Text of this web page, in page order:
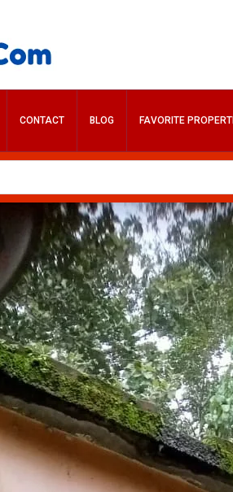
CONTACT BLOG FAVORITE